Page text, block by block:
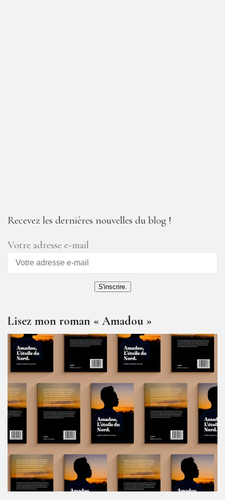
Recevez les dernières nouvelles du blog !
Votre adresse e-mail
S'inscrire.
Lisez mon roman « Amadou »